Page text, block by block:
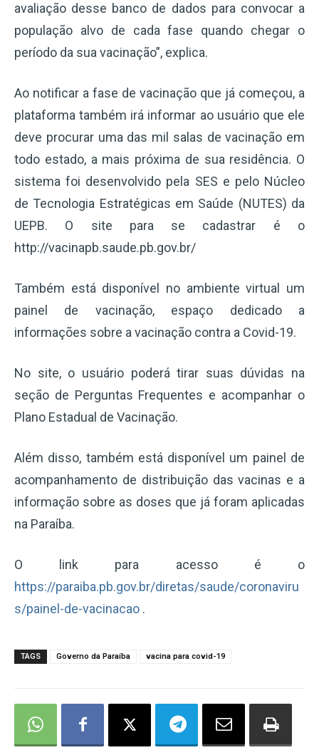
avaliação desse banco de dados para convocar a
população alvo de cada fase quando chegar o
período da sua vacinação”, explica.
Ao notificar a fase de vacinação que já começou, a
plataforma também irá informar ao usuário que ele
deve procurar uma das mil salas de vacinação em
todo estado, a mais próxima de sua residência. O
sistema foi desenvolvido pela SES e pelo Núcleo
de Tecnologia Estratégicas em Saúde (NUTES) da
UEPB. O site para se cadastrar é o
http://vacinapb.saude.pb.gov.br/
Também está disponível no ambiente virtual um
painel de vacinação, espaço dedicado a
informações sobre a vacinação contra a Covid-19.
No site, o usuário poderá tirar suas dúvidas na
seção de Perguntas Frequentes e acompanhar o
Plano Estadual de Vacinação.
Além disso, também está disponível um painel de
acompanhamento de distribuição das vacinas e a
informação sobre as doses que já foram aplicadas
na Paraíba.
O link para acesso é o
https://paraiba.pb.gov.br/diretas/saude/coronaviru
s/painel-de-vacinacao .
TAGS Governo da Paraíba vacina para covid-19